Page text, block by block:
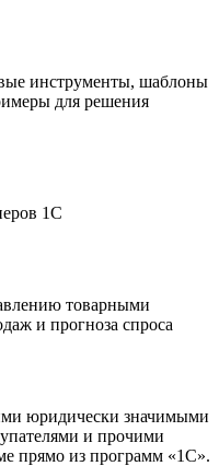
инструменты, шаблоны
для решения
1С
товарными
и прогноза спроса
юридически значимыми
и прочими
прямо из программ «1С».